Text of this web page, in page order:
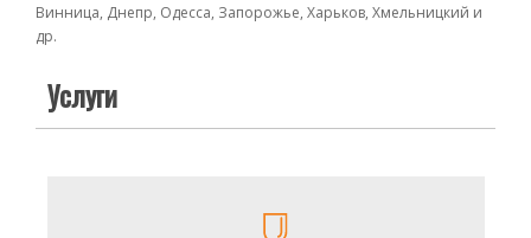
Винница, Днепр, Одесса, Запорожье, Харьков, Хмельницкий и
др.
Услуги